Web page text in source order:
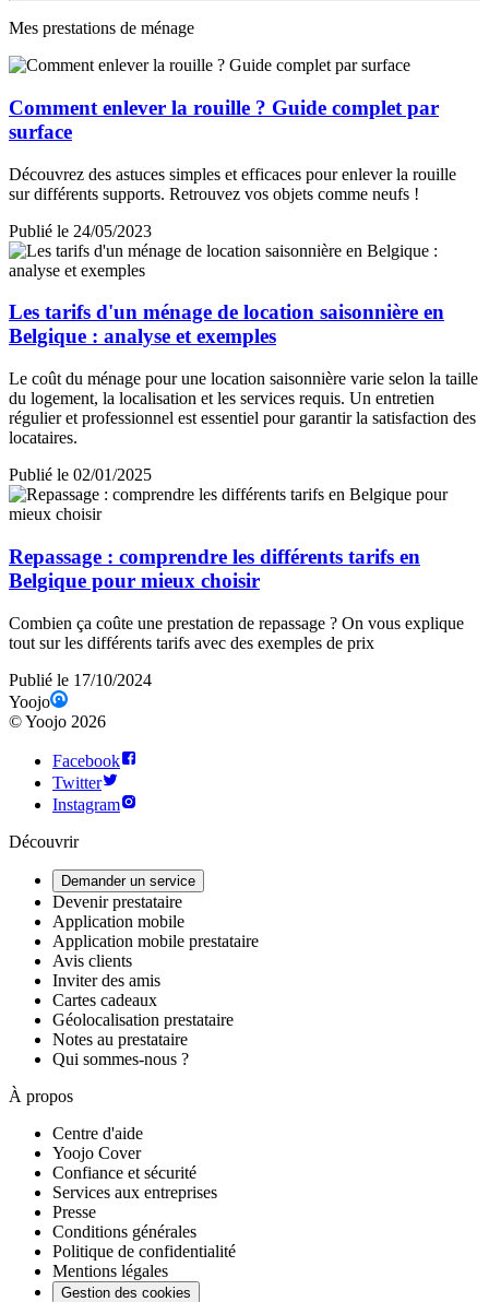
Mes prestations de ménage
Comment enlever la rouille ? Guide complet par
surface
Découvrez des astuces simples et efficaces pour enlever la rouille
sur différents supports. Retrouvez vos objets comme neufs !
Publié le 24/05/2023
Les tarifs d'un ménage de location saisonnière en
Belgique : analyse et exemples
Le coût du ménage pour une location saisonnière varie selon la taille
du logement, la localisation et les services requis. Un entretien
régulier et professionnel est essentiel pour garantir la satisfaction des
locataires.
Publié le 02/01/2025
Repassage : comprendre les différents tarifs en
Belgique pour mieux choisir
Combien ça coûte une prestation de repassage ? On vous explique
tout sur les différents tarifs avec des exemples de prix
Publié le 17/10/2024
Yoojo
©Yoojo 2026
Facebook
Twitter
Instagram
Découvrir
Demander un service
Devenir prestataire
Application mobile
Application mobile prestataire
Avis clients
Inviter des amis
Cartes cadeaux
Géolocalisation prestataire
Notes au prestataire
Qui sommes-nous ?
À propos
Centre d'aide
Yoojo Cover
Confiance et sécurité
Services aux entreprises
Presse
Conditions générales
Politique de confidentialité
Mentions légales
Gestion des cookies